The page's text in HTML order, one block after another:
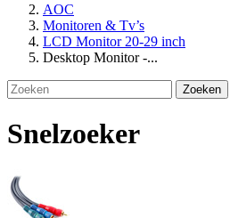
AOC
Monitoren & Tv’s
LCD Monitor 20-29 inch
Desktop Monitor -...
Zoeken
Snelzoeker